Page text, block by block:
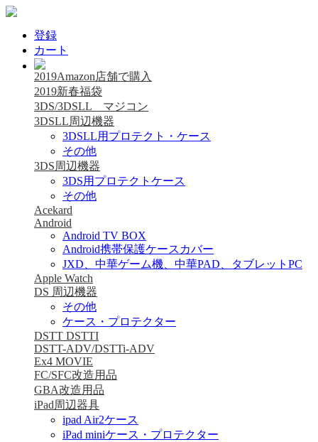
登録
カート
2019Amazon店舗で購入
2019新春福袋
3DS/3DSLL マジコン
3DSLL周辺機器
3DSLL用プロテクト・ケース
その他
3DS周辺機器
3DS用プロテクトケース
その他
Acekard
Android
Android TV BOX
Android携帯保護ケースカバー
JXD、中華ゲーム機、中華PAD、タブレットPC
Apple Watch
DS 周辺機器
その他
ケース・プロテクター
DSTT DSTTI
DSTT-ADV/DSTTi-ADV
Ex4 MOVIE
FC/SFC改造用品
GBA改造用品
iPad周辺器具
ipad Air2ケース
iPad miniケース・プロテクター